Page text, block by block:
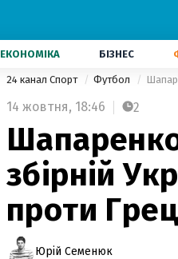
ЕКОНОМІКА БІЗНЕС
24 канал Спорт Футбол
14 жовтня, 18:46 2
збірній
проти
Юрій Семенюк